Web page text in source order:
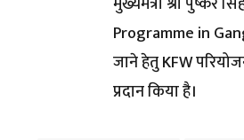
Programme in
जाने हेतु KFW
प्रदान किया है।